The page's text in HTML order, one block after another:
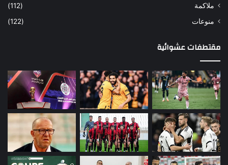
ملاكمة
(112)
منوعات
(122)
مقتطفات عشوائية